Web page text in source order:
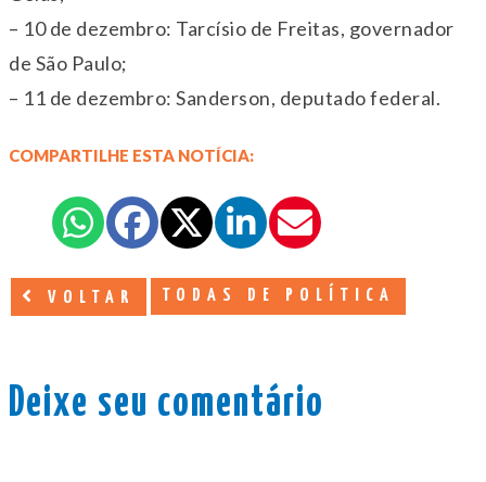
– 10 de dezembro: Tarcísio de Freitas, governador
de São Paulo;
– 11 de dezembro: Sanderson, deputado federal.
COMPARTILHE ESTA NOTÍCIA:
VOLTAR TODAS DE POLÍTICA
Deixe seu comentário